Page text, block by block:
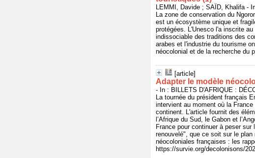
LEMMI, Davide ; SAÏD, Khalifa -
La zone de conservation du
est un écosystème unique et
protégées. L'Unesco l'a inscrite
indissociable des traditions des
arabes et l'industrie du tourisme
néocolonial et de la recherche du
[article]
Adapter le modèle
- In : BILLETS D'AFRIQUE :
La tournée du président français
intervient au moment où la
continent. L'article fournit des
l’Afrique du Sud, le Gabon et
France pour continuer à peser
renouvelé", que ce soit sur le
néocoloniales françaises : les
https://survie.org/decolonisons/